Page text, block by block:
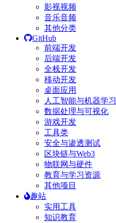
影视视频
音乐音频
其他分类
GitHub
前端开发
后端开发
全栈开发
移动开发
桌面应用
人工智能与机器学习
数据处理与可视化
游戏开发
工具类
安全与渗透测试
区块链与Web3
物联网与硬件
教育与学习资源
其他项目
趣站
实用工具
知识教育